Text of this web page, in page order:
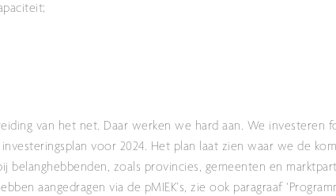
van het net. Daar werken we hard aan. We investeren
voor 2024. Het plan laat zien waar we de
belanghebbenden, zoals provincies, gemeenten en
aangedragen via de pMIEK's, zie ook paragraaf